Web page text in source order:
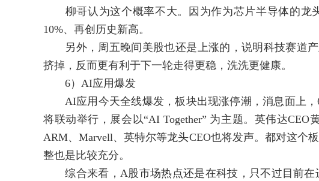
柳哥认为这个概率不大。因为作为芯片半导体的龙
10%、再创历史新高。
另外，周五晚间美股也还是上涨的，说明科技赛道产
挤掉，反而更有利于下一轮走得更稳，洗洗更健康。
6）AI应用爆发
AI应用今天全线爆发，板块出现涨停潮，消息面上，6
将联动举行，展会以“AI Together” 为主题。英伟达CEO
ARM、Marvell、英特尔等龙头CEO也将发声。都对这个
整也是比较充分。
综合来看，A股市场热点还是在科技，只不过目前在